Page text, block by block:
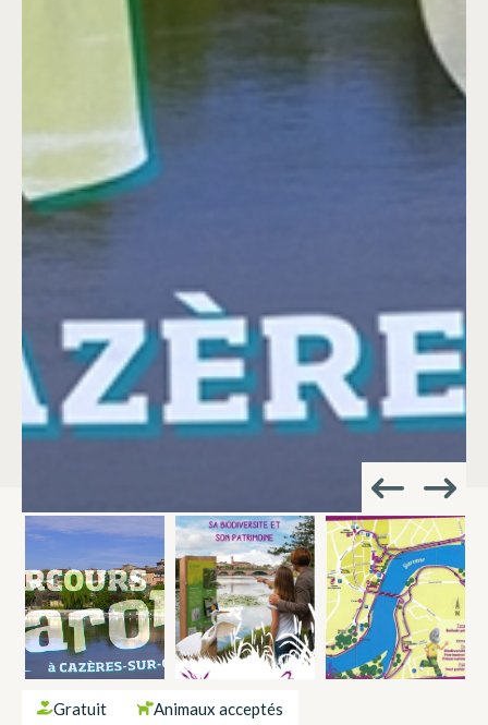
Gratuit Animaux acceptés